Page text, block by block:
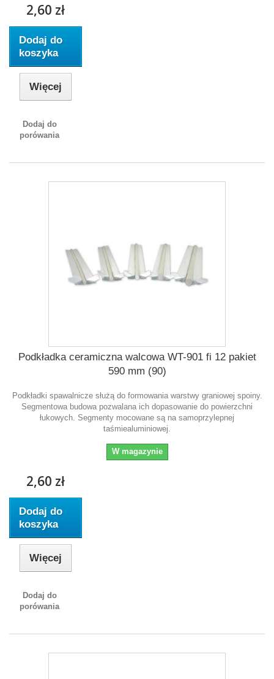
2,60 zł
Dodaj do
koszyka
Więcej
Dodaj do
porówania
Podkładka ceramiczna walcowa WT-901 fi 12 pakiet
590 mm (90)
Podkładki spawalnicze służą do formowania warstwy graniowej spoiny.
Segmentowa budowa pozwalana ich dopasowanie do powierzchni
łukowych. Segmenty mocowane są na samoprzylepnej
taśmiealuminiowej.
W magazynie
2,60 zł
Dodaj do
koszyka
Więcej
Dodaj do
porówania